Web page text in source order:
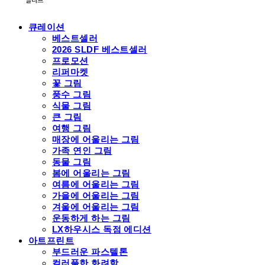
큐레이션
베스트셀러
2026 SLDF 베스트셀러
프로모션
리퍼마켓
꽃 그림
풍수 그림
식물 그림
큰 그림
여행 그림
매장에 어울리는 그림
가족 연인 그림
동물 그림
봄에 어울리는 그림
여름에 어울리는 그림
가을에 어울리는 그림
겨울에 어울리는 그림
운동하게 하는 그림
LX하우시스 독점 에디션
아트프린트
부드러운 파스텔톤
컬러풀한 화려함